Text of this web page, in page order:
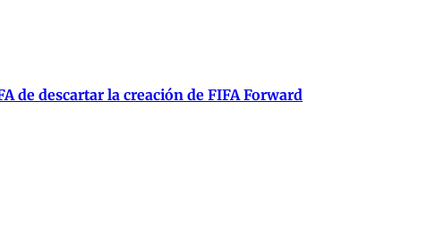
de descartar la creación de FIFA Forward